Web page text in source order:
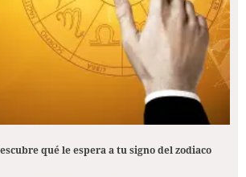
qué le espera a tu signo del zodiaco